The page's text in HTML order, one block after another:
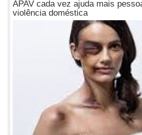
APAV cada vez ajuda mais
violência doméstica